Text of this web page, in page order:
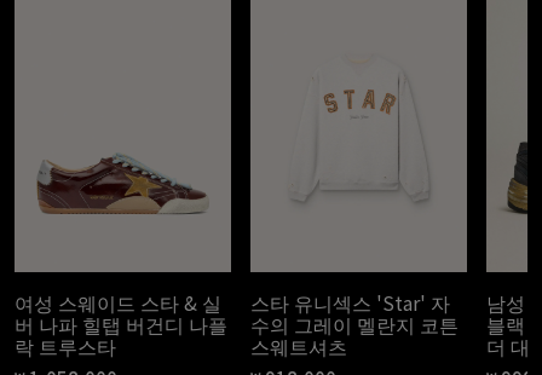
여성 스웨이드 스타 & 실
버 나파 힐탭 버건디 나플
락 트루스타
스타 유니섹스 'Star' 자
수의 그레이 멜란지 코튼
스웨트셔츠
남성
블랙
더 대